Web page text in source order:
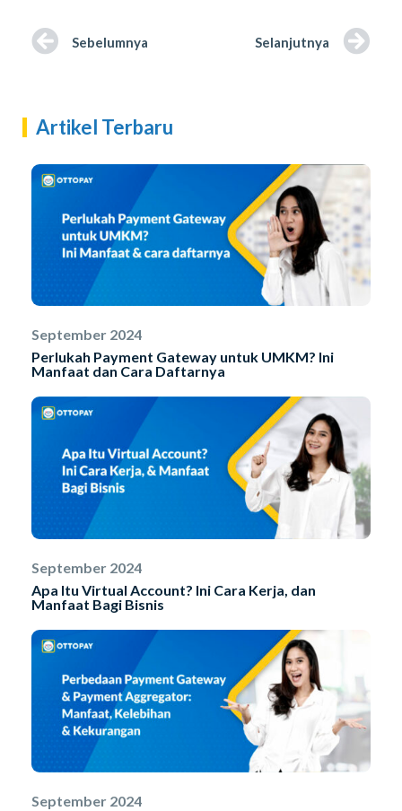
Sebelumnya Selanjutnya
Artikel Terbaru
September 2024
Perlukah Payment Gateway untuk UMKM? Ini
Manfaat dan Cara Daftarnya
September 2024
Apa Itu Virtual Account? Ini Cara Kerja, dan
Manfaat Bagi Bisnis
September 2024